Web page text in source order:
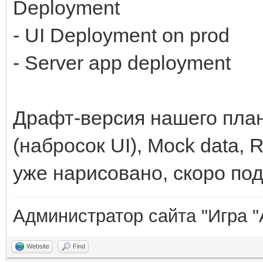
Deployment
- UI Deployment on prod
- Server app deployment
Драфт-версия нашего
(набросок UI), Mock data,
уже нарисовано, скоро
Администратор сайта "Игра
Website Find